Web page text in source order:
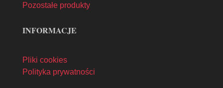
Pozostałe produkty
INFORMACJE
Pliki cookies
Polityka prywatności